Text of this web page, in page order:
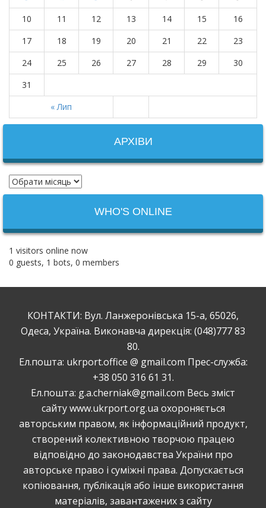
« Лип
10
11 12 13 14 15
16
17
18 19 20 21 22
23
24
25 26 27 28 29
30
31
АРХІВИ
WHO'S ONLINE
1 visitors online now
0 guests, 1 bots, 0 members
КОНТАКТИ: Вул. Ланжеронівська 15-а, 65026,
Одеса, Україна. Виконавча дирекція: (048)777 83
80.
Ел.пошта: ukrport.office @ gmail.com Прес-служба:
+38 050 316 61 31.
Ел.пошта: g.a.cherniak@gmail.com Весь зміст
сайту www.ukrport.org.ua охороняється
авторським правом, як інформаційний продукт,
створений колективною творчою працею
відповідно до законодавства України про
авторське право і суміжні права. Допускається
копiювання, публiкацiя або інше використання
матеріалів, завантажених з сайту